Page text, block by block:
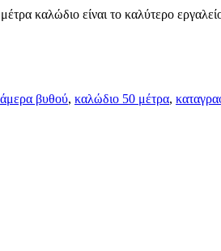
καλώδιο είναι το καλύτερο
βυθού, καλώδιο 50 μέτρα,